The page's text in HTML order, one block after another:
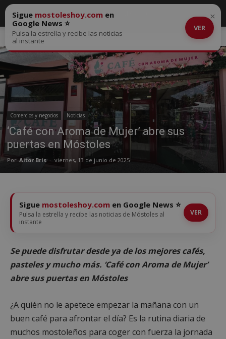
Inicio Comercios y negocios
Comercios y negocios Noticias
‘Café con Aroma de Mujer’ abre sus
puertas en Móstoles
Por Aitor Bris - viernes, 13 de junio de 2025
Sigue mostoleshoy.com en
Google News ⭐
Pulsa la estrella y recibe las noticias
al instante
VER
×
Sigue mostoleshoy.com en Google News ⭐
Pulsa la estrella y recibe las noticias de Móstoles al
instante
VER
Se puede disfrutar desde ya de los mejores cafés,
pasteles y mucho más. ‘Café con Aroma de Mujer’
abre sus puertas en Móstoles
¿A quién no le apetece empezar la mañana con un
buen café para afrontar el día? Es la rutina diaria de
muchos mostoleños para coger con fuerza la jornada